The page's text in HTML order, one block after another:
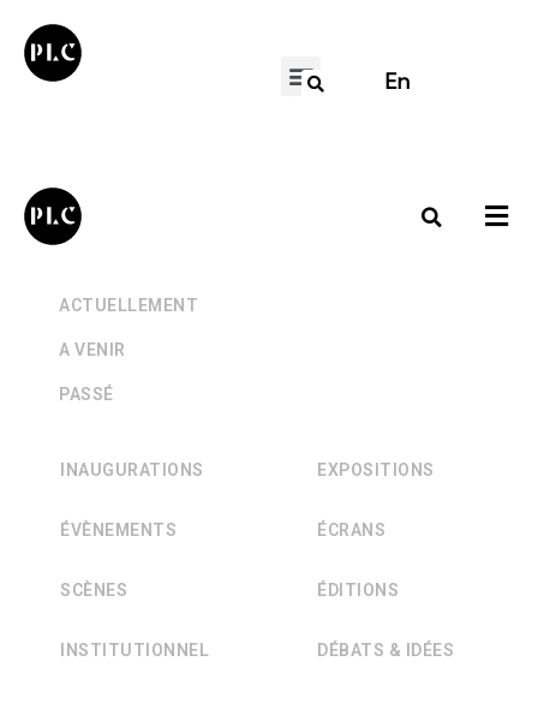
En
ACTUELLEMENT
A VENIR
PASSÉ
INAUGURATIONS EXPOSITIONS
ÉVÈNEMENTS ÉCRANS
SCÈNES ÉDITIONS
INSTITUTIONNEL DÉBATS & IDÉES